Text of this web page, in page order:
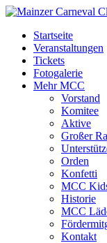
Startseite
Veranstaltungen
Tickets
Fotogalerie
Mehr MCC
Vorstand
Komitee
Aktive
Großer
Orden
Konfetti
MCC
Historie
MCC
Kontakt